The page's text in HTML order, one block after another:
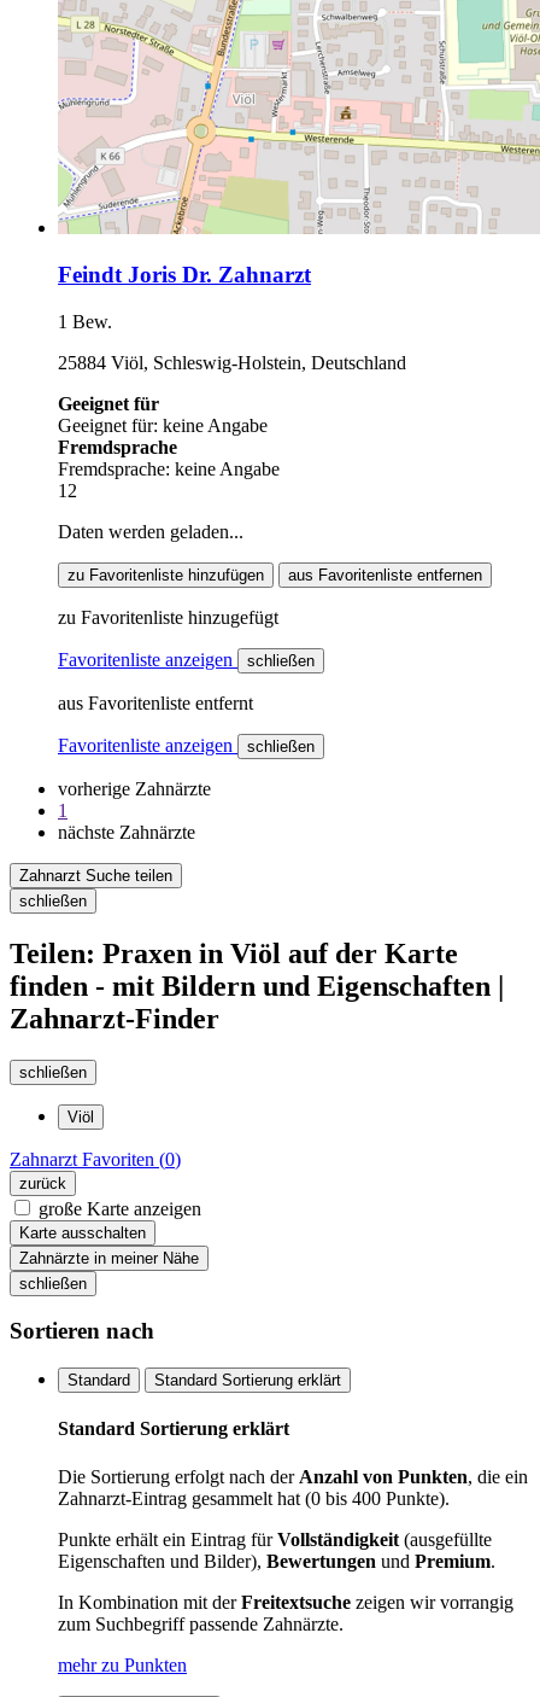
Feindt Joris Dr. Zahnarzt
1 Bew.
25884 Viöl, Schleswig-Holstein, Deutschland
Geeignet für
Geeignet für: keine Angabe
Fremdsprache
Fremdsprache: keine Angabe
12
Daten werden geladen...
zu Favoritenliste hinzufügen aus Favoritenliste entfernen
zu Favoritenliste hinzugefügt
Favoritenliste anzeigen schließen
aus Favoritenliste entfernt
Favoritenliste anzeigen schließen
vorherige Zahnärzte
1
nächste Zahnärzte
Zahnarzt Suche teilen
schließen
Teilen: Praxen in Viöl auf der Karte
finden - mit Bildern und Eigenschaften |
Zahnarzt-Finder
schließen
Viöl
Zahnarzt Favoriten (0)
zurück
große Karte anzeigen
Karte ausschalten
Zahnärzte in meiner Nähe
schließen
Sortieren nach
Standard Standard Sortierung erklärt
Standard Sortierung erklärt
Die Sortierung erfolgt nach der Anzahl von Punkten, die ein
Zahnarzt-Eintrag gesammelt hat (0 bis 400 Punkte).
Punkte erhält ein Eintrag fürVollständigkeit (ausgefüllte
Eigenschaften und Bilder), Bewertungen und Premium.
In Kombination mit derFreitextsuche zeigen wir vorrangig
zum Suchbegriff passende Zahnärzte.
mehr zu Punkten